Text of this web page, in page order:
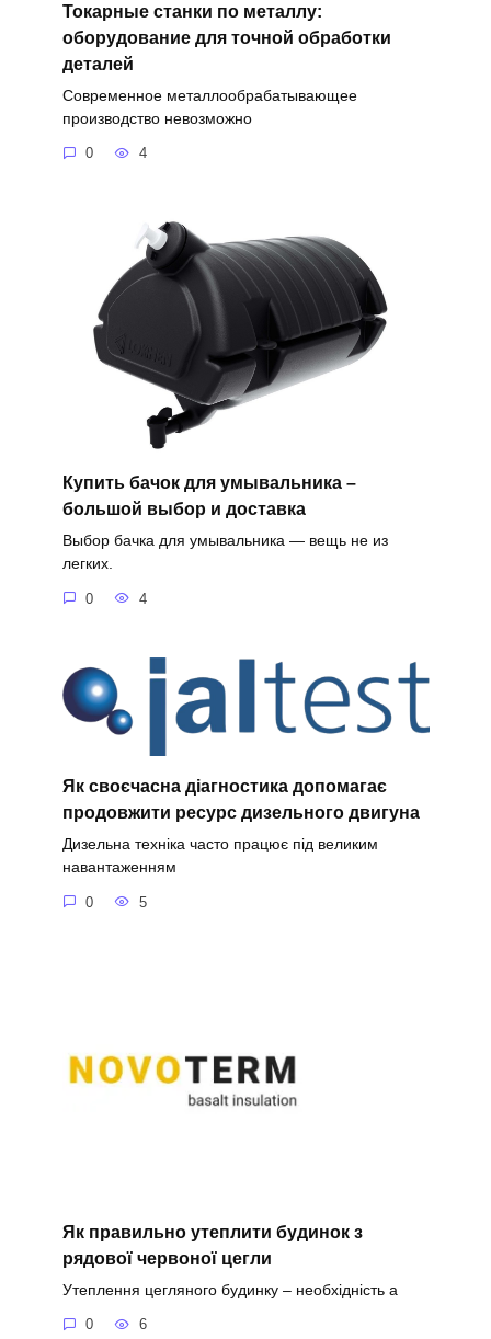
Токарные станки по металлу:
оборудование для точной обработки
деталей
Современное металлообрабатывающее
производство невозможно
0 4
Купить бачок для умывальника –
большой выбор и доставка
Выбор бачка для умывальника — вещь не из
легких.
0 4
Як своєчасна діагностика допомагає
продовжити ресурс дизельного двигуна
Дизельна техніка часто працює під великим
навантаженням
0 5
Як правильно утеплити будинок з
рядової червоної цегли
Утеплення цегляного будинку – необхідність а
0 6